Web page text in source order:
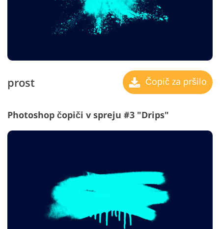
prost Čopič za pršilo
Photoshop čopiči v spreju #3 "Drips"